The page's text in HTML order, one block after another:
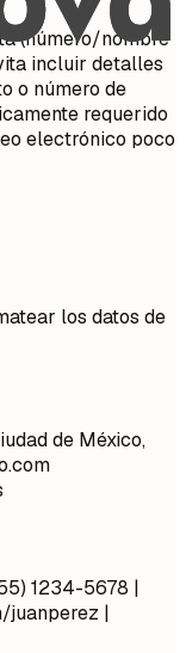
(número/nombre
incluir detalles
o número de
requerido
electrónico poco
los datos de
de México,
1234-5678 |
juanperez |